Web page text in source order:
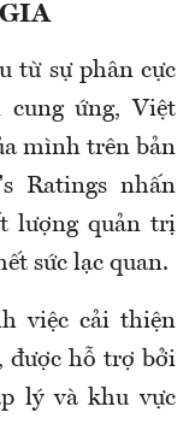
từ sự phân cực
ứng, Việt
mình trên bản
Ratings nhấn
lượng quản trị
sức lạc quan.
việc cải thiện
được hỗ trợ bởi
lý và khu vực